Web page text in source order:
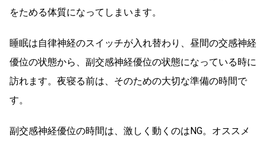
をためる体質になってしまいます。
睡眠は自律神経のスイッチが入れ替わり、昼間の交感神経
優位の状態から、副交感神経優位の状態になっている時に
訪れます。夜寝る前は、そのための大切な準備の時間で
す。
副交感神経優位の時間は、激しく動くのはNG。オススメ